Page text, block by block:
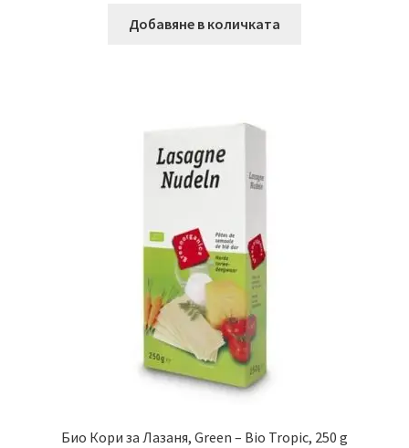
Добавяне в количката
Био Кори за Лазаня, Green – Bio Tropic, 250 g